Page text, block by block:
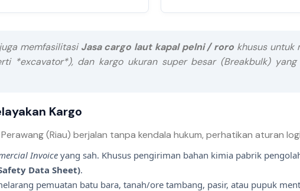
memfasilitasiJasa cargo laut kapal pelni / roro khusus untuk
*excavator*), dan kargo ukuran super besar (Breakbulk)
Kargo
(Riau) berjalan tanpa kendala hukum, perhatikan aturan
Invoice yang sah. Khusus pengiriman bahan kimia pabrik
Data Sheet).
pemuatan batu bara, tanah/ore tambang, pasir, atau pupuk